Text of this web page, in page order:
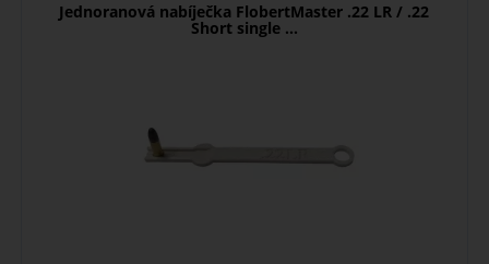
Jednoranová nabíječka FlobertMaster .22 LR / .22
Short single ...